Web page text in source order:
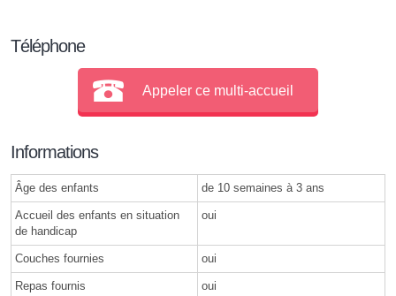
Téléphone
Appeler ce multi-accueil
Informations
Âge des enfants de 10 semaines à 3 ans
Accueil des enfants en situation
de handicap
oui
Couches fournies oui
Repas fournis oui